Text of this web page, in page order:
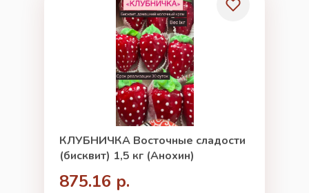
КЛУБНИЧКА Восточные сладости
(бисквит) 1,5 кг (Анохин)
875.16 р.